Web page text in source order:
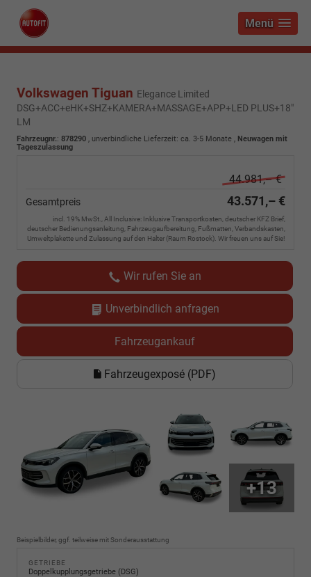
Menü
Volkswagen Tiguan Elegance Limited
DSG+ACC+eHK+SHZ+KAMERA+MASSAGE+APP+LED PLUS+18"
LM
Fahrzeugnr.: 878290 , unverbindliche Lieferzeit: ca. 3-5 Monate , Neuwagen mit
Tageszulassung
44.981,– €
Gesamtpreis 43.571,– €
incl. 19% MwSt., All Inclusive: Inklusive Transportkosten, deutscher KFZ Brief,
deutscher Bedienungsanleitung, Fahrzeugaufbereitung, Fußmatten, Verbandskasten,
Umweltplakette und Zulassung auf den Halter (Raum Rostock). Wir freuen uns auf Sie!
Wir rufen Sie an
Unverbindlich anfragen
Fahrzeugankauf
Fahrzeugexposé (PDF)
+13
Beispielbilder, ggf. teilweise mit Sonderausstattung
GETRIEBE
Doppelkupplungsgetriebe (DSG)